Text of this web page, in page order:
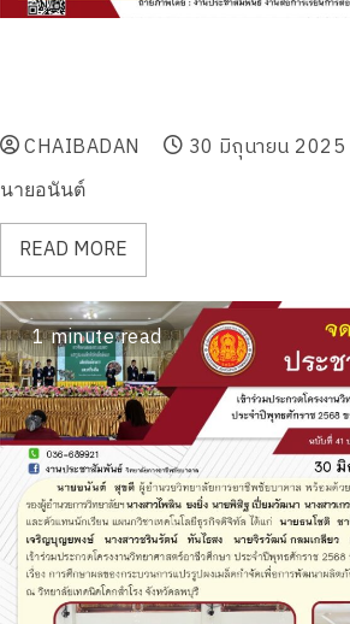
CHAIBADAN
30 มิถุนายน 2025
นายอนันต์
READ MORE
1 minute read